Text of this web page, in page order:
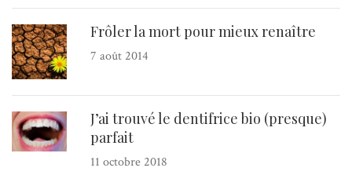
Frôler la mort pour mieux renaître
7 août 2014
J’ai trouvé le dentifrice bio (presque)
parfait
11 octobre 2018